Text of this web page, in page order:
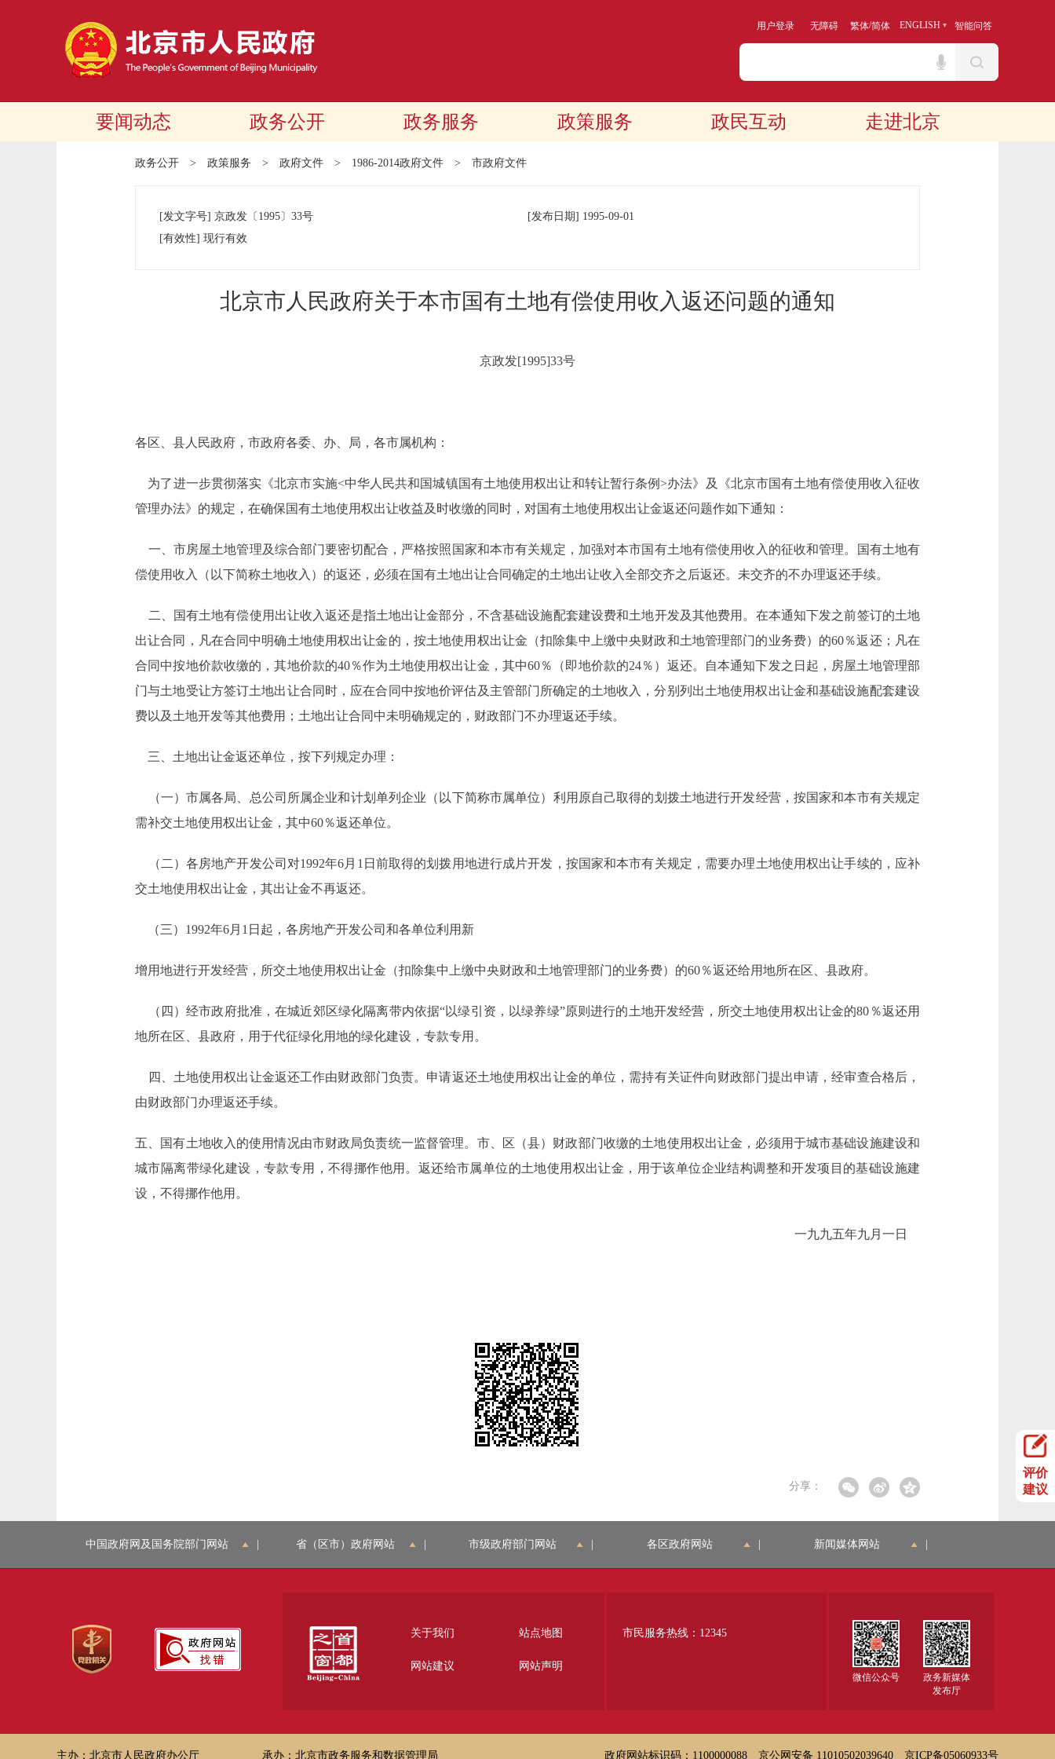
用户登录 无障碍 繁体/简体 ENGLISH 智能问答
要闻动态 政务公开 政务服务 政策服务 政民互动 走进北京
政务公开 > 政策服务 > 政府文件 > 1986-2014政府文件 > 市政府文件
[发文字号] 京政发 〔1995〕 33号 [发布日期] 1995-09-01
[有效性] 现行有效
北京市人民政府关于本市国有土地有偿使用收入返还问题的通知
京政发[1995]33号
各区、县人民政府，市政府各委、办、局，各市属机构：
为了进一步贯彻落实《北京市实施<中华人民共和国城镇国有土地使用权出让和转让暂行条例>办法》及《北京市国有土地有偿使用收入征收
管理办法》的规定，在确保国有土地使用权出让收益及时收缴的同时，对国有土地使用权出让金返还问题作如下通知：
一、市房屋土地管理及综合部门要密切配合，严格按照国家和本市有关规定，加强对本市国有土地有偿使用收入的征收和管理。国有土地有
偿使用收入（以下简称土地收入）的返还，必须在国有土地出让合同确定的土地出让收入全部交齐之后返还。未交齐的不办理返还手续。
二、国有土地有偿使用出让收入返还是指土地出让金部分，不含基础设施配套建设费和土地开发及其他费用。在本通知下发之前签订的土地
出让合同，凡在合同中明确土地使用权出让金的，按土地使用权出让金（扣除集中上缴中央财政和土地管理部门的业务费）的60％返还；凡在
合同中按地价款收缴的，其地价款的40％作为土地使用权出让金，其中60％（即地价款的24％）返还。自本通知下发之日起，房屋土地管理部
门与土地受让方签订土地出让合同时，应在合同中按地价评估及主管部门所确定的土地收入，分别列出土地使用权出让金和基础设施配套建设
费以及土地开发等其他费用；土地出让合同中未明确规定的，财政部门不办理返还手续。
三、土地出让金返还单位，按下列规定办理：
（一）市属各局、总公司所属企业和计划单列企业（以下简称市属单位）利用原自己取得的划拨土地进行开发经营，按国家和本市有关规定
需补交土地使用权出让金，其中60％返还单位。
（二）各房地产开发公司对1992年6月1日前取得的划拨用地进行成片开发，按国家和本市有关规定，需要办理土地使用权出让手续的，应补
交土地使用权出让金，其出让金不再返还。
（三）1992年6月1日起，各房地产开发公司和各单位利用新
增用地进行开发经营，所交土地使用权出让金（扣除集中上缴中央财政和土地管理部门的业务费）的60％返还给用地所在区、县政府。
（四）经市政府批准，在城近郊区绿化隔离带内依据“以绿引资，以绿养绿”原则进行的土地开发经营，所交土地使用权出让金的80％返还用
地所在区、县政府，用于代征绿化用地的绿化建设，专款专用。
四、土地使用权出让金返还工作由财政部门负责。申请返还土地使用权出让金的单位，需持有关证件向财政部门提出申请，经审查合格后，
由财政部门办理返还手续。
五、国有土地收入的使用情况由市财政局负责统一监督管理。市、区（县）财政部门收缴的土地使用权出让金，必须用于城市基础设施建设和
城市隔离带绿化建设，专款专用，不得挪作他用。返还给市属单位的土地使用权出让金，用于该单位企业结构调整和开发项目的基础设施建
设，不得挪作他用。
一九九五年九月一日
分享：
评价
建议
中国政府网及国务院部门网站 省（区市）政府网站 市级政府部门网站 各区政府网站 新闻媒体网站
关于我们 站点地图
网站建议 网站声明
市民服务热线：12345
微信公众号
政务新媒体
发布厅
主办：北京市人民政府办公厅 承办：北京市政务服务和数据管理局 政府网站标识码：1100000088 京公网安备 11010502039640 京ICP备05060933号